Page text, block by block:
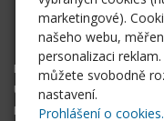
info@joto.cz
+420 773 88 66 56
E-shop
Úvodní stránka
Fotovoltaika, elektrické
marketingové).
našeho webu,
personalizaci
můžete svobodně
nastavení.
Prohlášení o cookies.